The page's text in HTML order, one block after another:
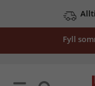
Fyll